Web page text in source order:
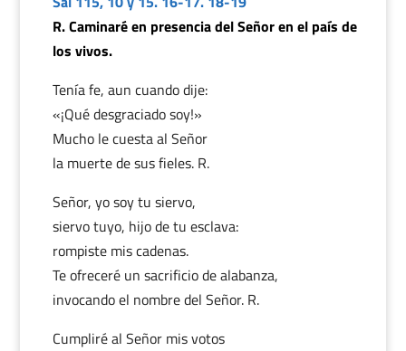
R. Caminaré en presencia del Señor en el país de
los vivos.
Tenía fe, aun cuando dije:
«¡Qué desgraciado soy!»
Mucho le cuesta al Señor
la muerte de sus fieles. R.
Señor, yo soy tu siervo,
siervo tuyo, hijo de tu esclava:
rompiste mis cadenas.
Te ofreceré un sacrificio de alabanza,
invocando el nombre del Señor. R.
Cumpliré al Señor mis votos